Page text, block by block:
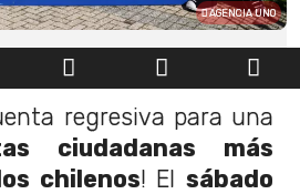
AGENCIA UNO
regresiva para una
ciudadanas más
chilenos! Elsábado